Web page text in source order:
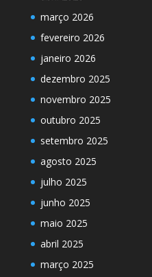
março 2026
fevereiro 2026
janeiro 2026
dezembro 2025
novembro 2025
outubro 2025
setembro 2025
agosto 2025
julho 2025
junho 2025
maio 2025
abril 2025
março 2025